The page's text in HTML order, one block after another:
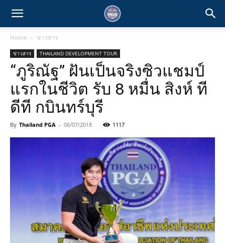
Home ข่าวสาร
ข่าวสาร THAILAND DEVELOPMENT TOUR
“ภูริณัฐ” ฝันเป็นจริงซิวแชมป์
แรกในชีวิต รับ 8 หมื่น สิงห์ ที
ดีที กบินทร์บุรี
By Thailand PGA - 06/07/2018 1117